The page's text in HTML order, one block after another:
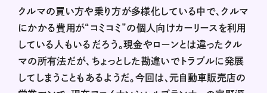
クルマの買い方や乗り方が多様化している中で、クルマ
にかかる費用が“コミコミ”の個人向けカーリースを利用
している人もいるだろう。現金やローンとは違ったクル
マの所有法だが、ちょっとした勘違いでトラブルに発展
してしまうこともあるようだ。今回は、元自動車販売店の